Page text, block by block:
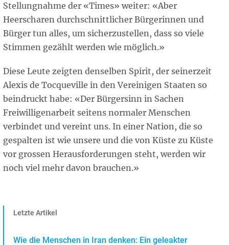
Stellungnahme der «Times» weiter: «Aber
Heerscharen durchschnittlicher Bürgerinnen und
Bürger tun alles, um sicherzustellen, dass so viele
Stimmen gezählt werden wie möglich.»
Diese Leute zeigten denselben Spirit, der seinerzeit
Alexis de Tocqueville in den Vereinigen Staaten so
beindruckt habe: «Der Bürgersinn in Sachen
Freiwilligenarbeit seitens normaler Menschen
verbindet und vereint uns. In einer Nation, die so
gespalten ist wie unsere und die von Küste zu Küste
vor grossen Herausforderungen steht, werden wir
noch viel mehr davon brauchen.»
Letzte Artikel
Wie die Menschen in Iran denken: Ein geleakter